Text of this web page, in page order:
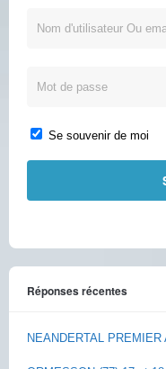
Se souvenir de moi
Réponses récentes
NEANDERTAL